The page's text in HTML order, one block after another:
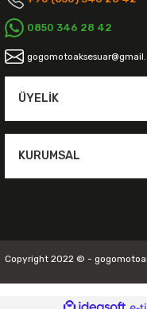
0850 346 28 42
ÜYELIK
KURUMSAL
Copyright 2022 © -